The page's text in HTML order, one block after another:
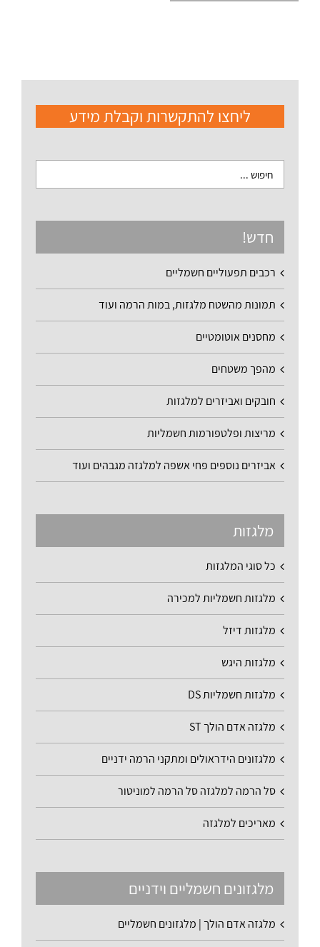
ליחצו להתקשרות וקבלת מידע
חדש!
רכבים תפעוליים חשמליים
תמונות מהשטח מלגזות, במות הרמה ועוד
מחסנים אוטומטיים
מהפך משטחים
חובקים ואביזרים למלגזות
מריצות ופלטפורמות חשמליות
אביזרים נוספים פחי אשפה למלגזה מגבהים ועוד
מלגזות
כל סוגי המלגזות
מלגזות חשמליות למכירה
מלגזות דיזל
מלגזות היגש
מלגזות חשמליות DS
מלגזה אדם הולך ST
מלגזונים הידראולים ומתקני הרמה ידניים
סל הרמה למלגזה סל הרמה למוניטור
מאריכים למלגזה
מלגזונים חשמליים וידניים
מלגזה אדם הולך | מלגזונים חשמליים